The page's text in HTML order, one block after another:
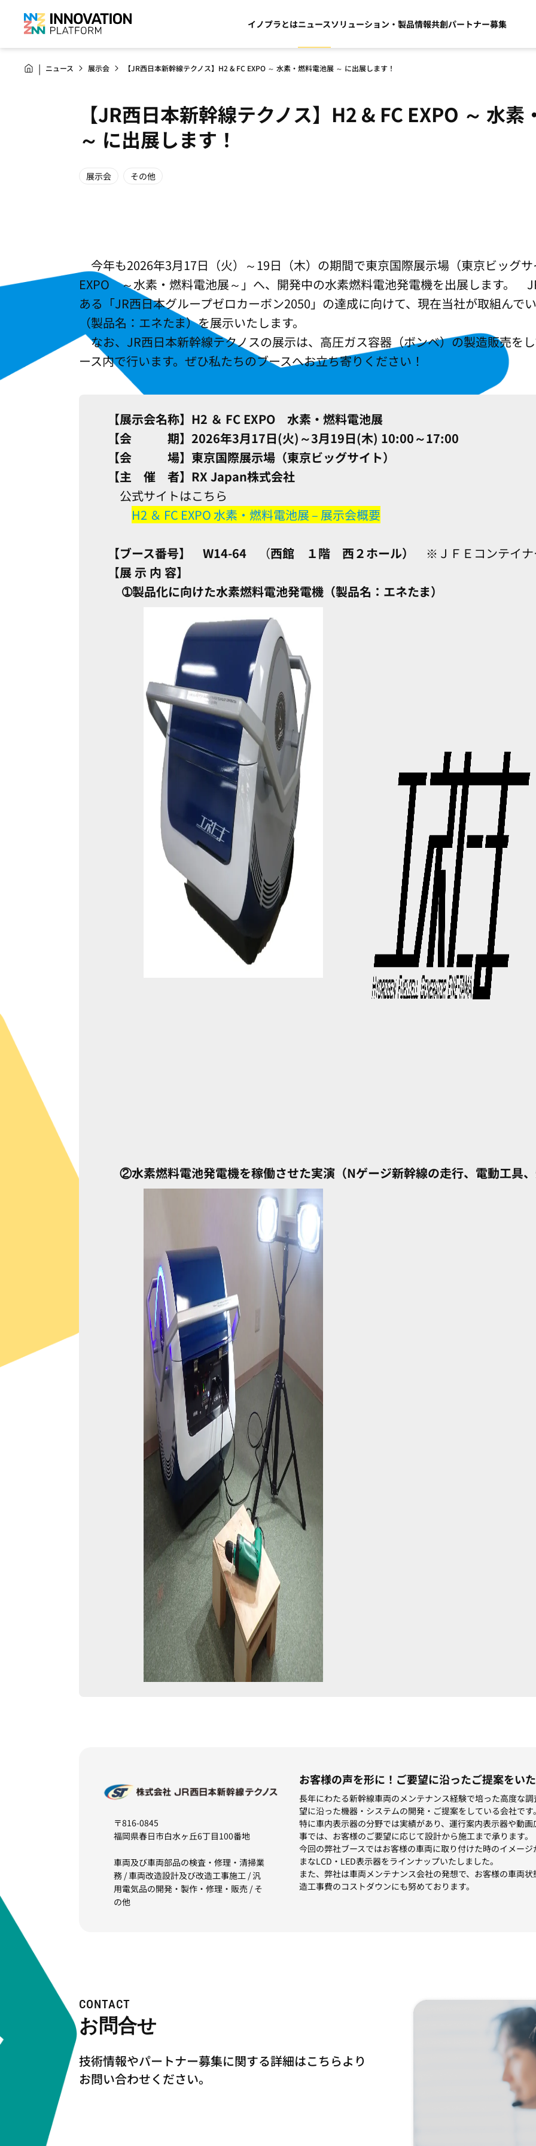
イノプラとはニュースソリューション・製品情報共創パートナー募集
ニュース 展示会 【JR西日本新幹線テクノス】H2 & FC EXPO ～ 水素・燃料電池展 ～ に出展します！
【JR西日本新幹線テクノス】H2 & FC EXPO ～ 水素
～ に出展します！
展示会 その他
今年も2026年3月17日（火）～19日（木）の期間で東京国際展示場（東京ビッグ
EXPO ～水素・燃料電池展～」へ、開発中の水素燃料電池発電機を出展します。
ある「JR西日本グループゼロカーボン2050」の達成に向けて、現在当社が取組んで
（製品名：エネたま）を展示いたします。
なお、JR西日本新幹線テクノスの展示は、高圧ガス容器（ボンベ）の製造販売を
ース内で行います。ぜひ私たちのブースへお立ち寄りください！
【展示会名称】H2 ＆ FC EXPO 水素・燃料電池展
【会 期】2026年3月17日(火)～3月19日(木) 10:00～17:00
【会 場】東京国際展示場（東京ビッグサイト）
【主 催 者】RX Japan株式会社
公式サイトはこちら
H2 ＆ FC EXPO 水素・燃料電池展 – 展示会概要
【ブース番号】 W14-64（西館 １階 西２ホール）
※ＪＦＥコンテイナ
【展 示 内 容】
➀製品化に向けた水素燃料電池発電機（製品名：エネたま）
②水素燃料電池発電機を稼働させた実演（Nゲージ新幹線の走行、電動工具、
〒816-0845
福岡県春日市白水ヶ丘6丁目100番地
車両及び車両部品の検査・修理・清掃業
務 / 車両改造設計及び改造工事施工 / 汎
用電気品の開発・製作・修理・販売 / そ
の他
お客様の声を形に！ご要望に沿ったご提案をいた
長年にわたる新幹線車両のメンテナンス経験で培った高度な
望に沿った機器・システムの開発・ご提案をしている会社です。
特に車内表示器の分野では実績があり、運行案内表示器や動
事では、お客様のご要望に応じて設計から施工まで承ります。
今回の弊社ブースではお客様の車両に取り付けた時のイメー
まなLCD・LED表示器をラインナップいたしました。
また、弊社は車両メンテナンス会社の発想で、お客様の車両
造工事費のコストダウンにも努めております。
CONTACT
お問合せ
技術情報やパートナー募集に関する詳細はこちらより
お問い合わせください。